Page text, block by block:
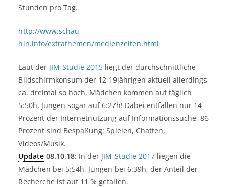
Stunden pro Tag.
http://www.schau-
hin.info/extrathemen/medienzeiten.html
Laut der JIM-Studie 2015 liegt der durchschnittliche
Bildschirmkonsum der 12-19jährigen aktuell allerdings
ca. dreimal so hoch, Mädchen kommen auf täglich
5:50h, Jungen sogar auf 6:27h! Dabei entfallen nur 14
Prozent der Internetnutzung auf Informationssuche, 86
Prozent sind Bespaßung: Spielen, Chatten,
Videos/Musik.
Update 08.10.18: In der JIM-Studie 2017 liegen die
Mädchen bei 5:54h, Jungen bei 6:39h, der Anteil der
Recherche ist auf 11 % gefallen.